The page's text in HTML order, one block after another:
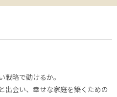
戦略で動けるか。
出会い、幸せな家庭を築くための